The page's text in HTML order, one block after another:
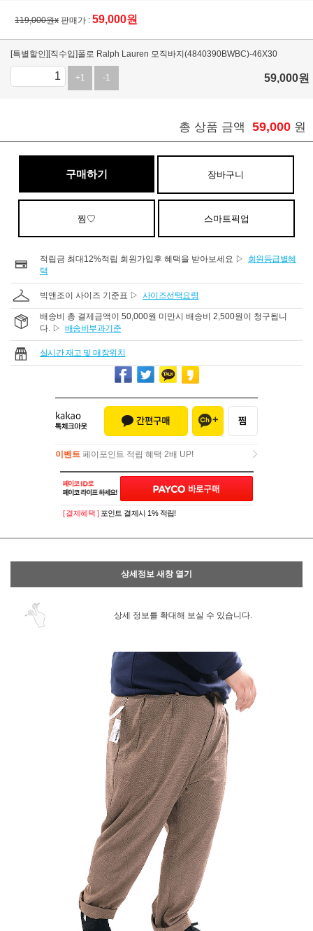
119,000원x 판매가 : 59,000원
[특별할인][직수입]폴로 Ralph Lauren 모직바지(4840390BWBC)-46X30
+1 -1 59,000원
총 상품 금액 59,000 원
구매하기 장바구니
찜♡ 스마트픽업
적립금 최대12%적립 회원가입후 혜택을 받아보세요 ▷
회원등급별혜
택
빅앤조이 사이즈 기준표 ▷ 사이즈선택요령
배송비 총 결제금액이 50,000원 미만시 배송비 2,500원이 청구됩니
다. ▷ 배송비부과기준
실시간 재고 및 매장위치
이벤트 페이포인트 적립 혜택 2배 UP!
이벤트페이포인트 적립 혜택 2배 UP!
페이코 ID로 페
PAYCO 바로구매
[ 결제혜택 ] 포인트 결제시 1% 적립!
상세정보 새창 열기
상세 정보를 확대해 보실 수 있습니다.